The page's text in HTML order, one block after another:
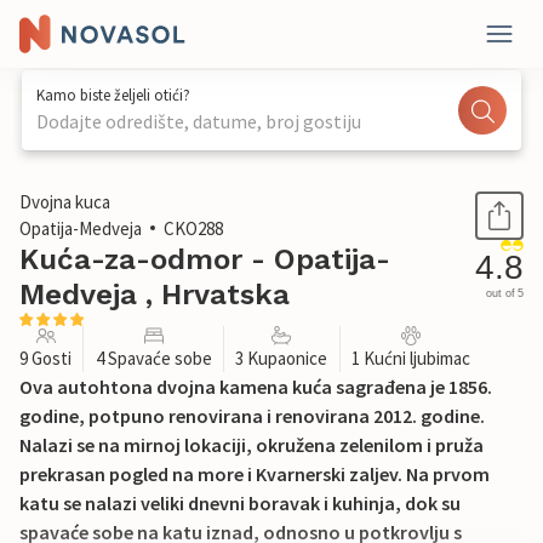
Kamo biste željeli otići?
Dodajte odredište, datume, broj gostiju
1 / 58
Dvojna kuca
Opatija-Medveja
CKO288
Kuća-za-odmor - Opatija-
Medveja , Hrvatska
4.8
out of 5
9 Gosti 4 Spavaće sobe 3 Kupaonice 1 Kućni ljubimac
Ova autohtona dvojna kamena kuća sagrađena je 1856.
godine, potpuno renovirana i renovirana 2012. godine.
Nalazi se na mirnoj lokaciji, okružena zelenilom i pruža
prekrasan pogled na more i Kvarnerski zaljev. Na prvom
katu se nalazi veliki dnevni boravak i kuhinja, dok su
spavaće sobe na katu iznad, odnosno u potkrovlju s